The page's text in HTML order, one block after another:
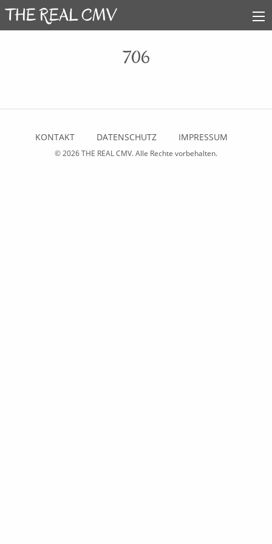
706
KONTAKT DATENSCHUTZ IMPRESSUM
© 2026THE REAL CMV. Alle Rechte vorbehalten.